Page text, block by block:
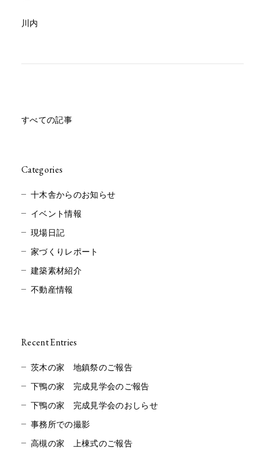
川内
すべての記事
Categories
十木舎からのお知らせ
イベント情報
現場日記
家づくりレポート
建築素材紹介
不動産情報
Recent Entries
茨木の家 地鎮祭のご報告
下鴨の家 完成見学会のご報告
下鴨の家 完成見学会のおしらせ
事務所での撮影
高槻の家 上棟式のご報告